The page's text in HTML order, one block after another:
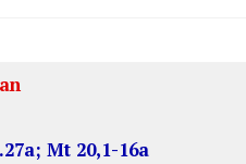
Mt 20,1-16a